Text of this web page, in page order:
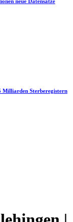
Milliarden Sterberegistern